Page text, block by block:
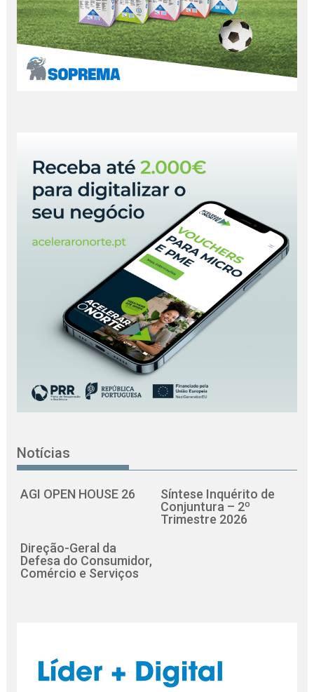
Notícias
AGI OPEN HOUSE 26
Síntese Inquérito de
Conjuntura – 2º
Trimestre 2026
Direção-Geral da
Defesa do Consumidor,
Comércio e Serviços